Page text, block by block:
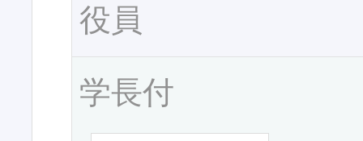
役員
学長付